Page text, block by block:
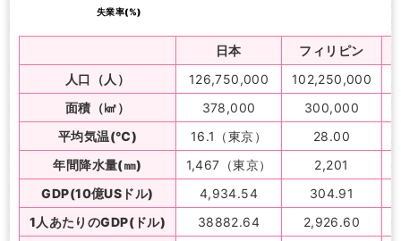
失業率(%)
日本
フィリピン
人口（人）
126,750,000
102,250,000
面積（㎢）
378,000
300,000
平均気温(℃)
16.1（東京） 28.00
年間降水量(㎜)
1,467（東京） 2,201
GDP(10億USドル)
4,934.54
304.91
1人あたりのGDP(ドル)
38882.64
2,926.60